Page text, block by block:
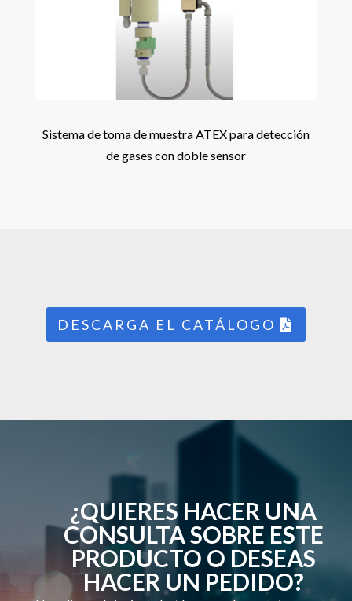
Sistema de toma de muestra ATEX para detección
de gases con doble sensor
DESCARGA EL CATÁLOGO
¿QUIERES HACER UNA
CONSULTA SOBRE ESTE
PRODUCTO O DESEAS
HACER UN PEDIDO?